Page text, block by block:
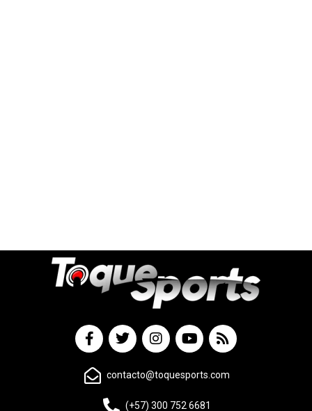
contacto@toquesports.com
(+57) 300 752 6681